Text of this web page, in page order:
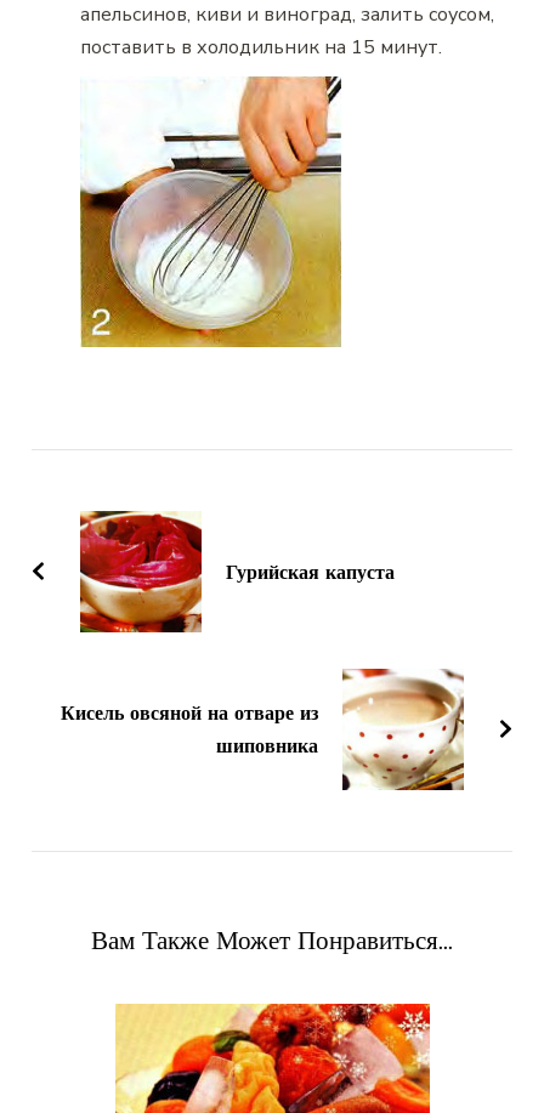
апельсинов, киви и виноград, залить соусом,
поставить в холодильник на 15 минут.
записям
Гурийская капуста
Кисель овсяной на отваре из
шиповника
Вам Также Может Понравиться...